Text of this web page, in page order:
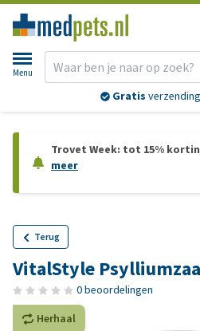
Menu
Gratis
Trovet Week: tot 15%
meer
Terug
VitalStyle
0 beoordelingen
Herhaal